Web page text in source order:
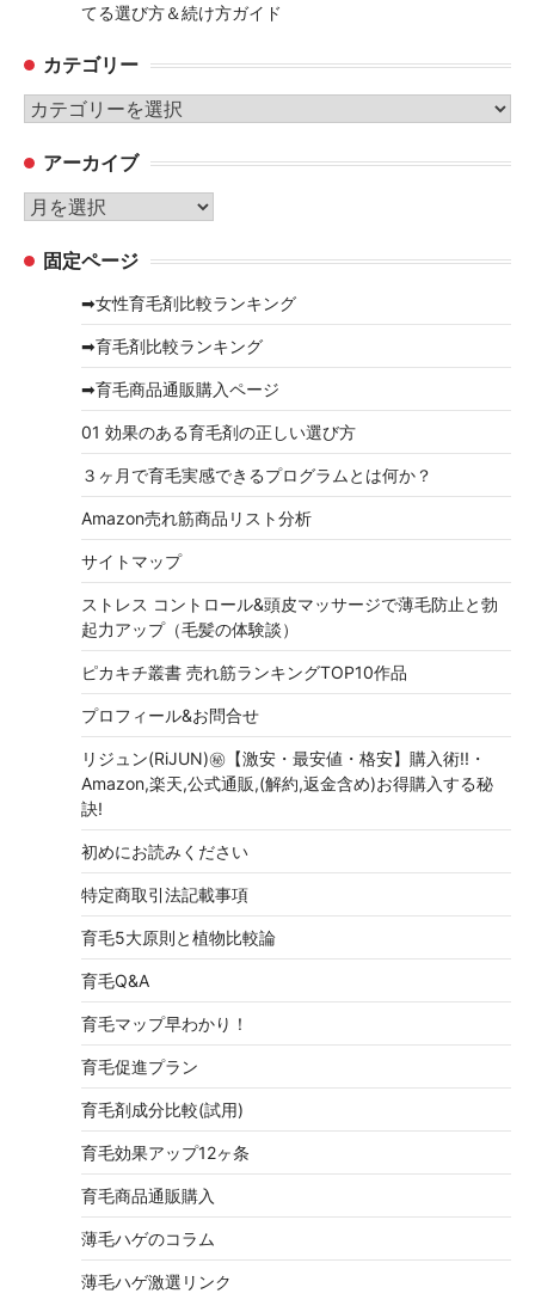
てる選び方＆続け方ガイド
カテゴリー
カ
ゴ
リ
ー
アーカイブ
ア
カ 固定ページ
➡女性育毛剤比較ランキング
➡育毛剤比較ランキング
➡育毛商品通販購入ページ
01 効果のある育毛剤の正しい選び方
３ヶ月で育毛実感できるプログラムとは何か？
Amazon売れ筋商品リスト分析
サイトマップ
ストレス コントロール&頭皮マッサージで薄毛防止と勃
起力アップ（毛髪の体験談）
ピカキチ叢書 売れ筋ランキングTOP10作品
プロフィール&お問合せ
リジュン(RiJUN)㊙【激安・最安値・格安】購入術!!・
Amazon,楽天,公式通販,(解約,返金含め)お得購入する秘
訣!
初めにお読みください
特定商取引法記載事項
育毛5大原則と植物比較論
育毛Q&A
育毛マップ早わかり！
育毛促進プラン
育毛剤成分比較(試用)
育毛効果アップ12ヶ条
育毛商品通販購入
薄毛ハゲのコラム
薄毛ハゲ激選リンク